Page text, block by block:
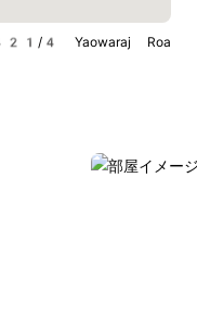
4 Yaowaraj Roa